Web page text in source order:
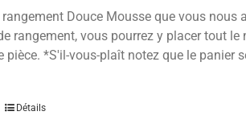
Douce Mousse que vous
rangement, vous pourrez y placer tout
pièce. *S'il-vous-plaît notez que le panier
Détails